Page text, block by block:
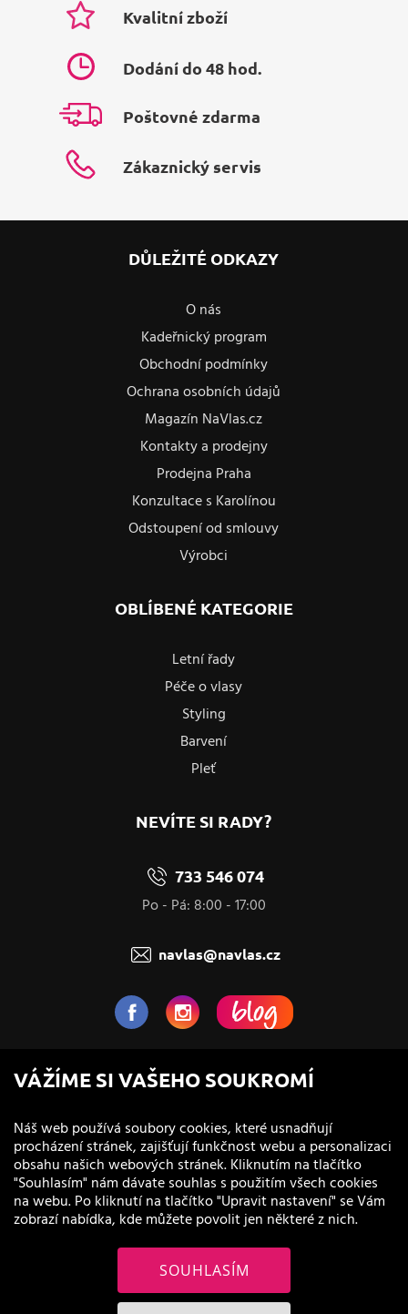
Kvalitní zboží
Dodání do 48 hod.
Poštovné zdarma
Zákaznický servis
DŮLEŽITÉ ODKAZY
O nás
Kadeřnický program
Obchodní podmínky
Ochrana osobních údajů
Magazín NaVlas.cz
Kontakty a prodejny
Prodejna Praha
Konzultace s Karolínou
Odstoupení od smlouvy
Výrobci
OBLÍBENÉ KATEGORIE
Letní řady
Péče o vlasy
Styling
Barvení
Pleť
NEVÍTE SI RADY?
733 546 074
Po - Pá: 8:00 - 17:00
navlas@navlas.cz
NaVlas.cz - Vlasová kosmetika
provozovatel e-shopu a prodejen
VÁŽÍME SI VAŠEHO SOUKROMÍ
Náš web používá soubory cookies, které usnadňují
procházení stránek, zajišťují funkčnost webu a personalizaci
obsahu našich webových stránek. Kliknutím na tlačítko
"Souhlasím" nám dávate souhlas s použitím všech cookies
na webu. Po kliknutí na tlačítko "Upravit nastavení" se Vám
zobrazí nabídka, kde můžete povolit jen některé z nich.
SOUHLASÍM